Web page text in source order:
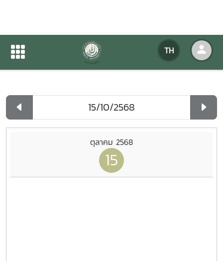
TH
ปฏิทินกิจกรรมของหน่วยงาน
ปฏิทินกิจกรรมของหน่วยงาน
ตุลาคม 2568
15